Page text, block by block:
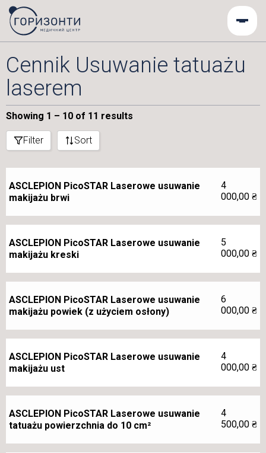
Cennik Usuwanie tatuażu
laserem
Showing 1 – 10 of 11 results
Filter Sort
ASCLEPION PicoSTAR Laserowe usuwanie
makijażu brwi
4
000,00 ₴
ASCLEPION PicoSTAR Laserowe usuwanie
makijażu kreski
5
000,00 ₴
ASCLEPION PicoSTAR Laserowe usuwanie
makijażu powiek (z użyciem osłony)
6
000,00 ₴
ASCLEPION PicoSTAR Laserowe usuwanie
makijażu ust
4
000,00 ₴
ASCLEPION PicoSTAR Laserowe usuwanie
tatuażu powierzchnia do 10 cm²
4
500,00 ₴